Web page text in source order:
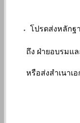
โปรดส่งหลักฐ
ถึง ฝ่ายอบรมและ
หรือส่งสำเนาเอ